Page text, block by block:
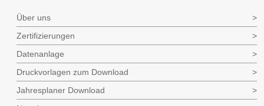
Service
Über uns
Zertifizierungen
Datenanlage
Druckvorlagen zum Download